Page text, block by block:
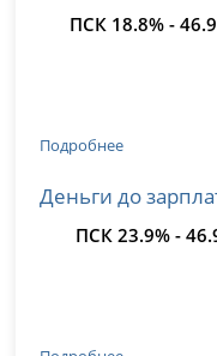
ПСК 18.8% -
Подробнее
Деньги до
ПСК 23.9% -